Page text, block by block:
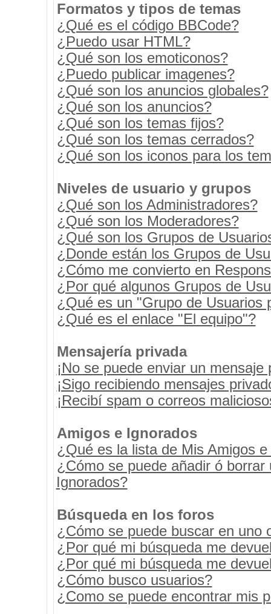
Formatos y tipos de temas
¿Qué es el código BBCode?
¿Puedo usar HTML?
¿Qué son los emoticonos?
¿Puedo publicar imagenes?
¿Qué son los anuncios globales?
¿Qué son los anuncios?
¿Qué son los temas fijos?
¿Qué son los temas cerrados?
¿Qué son los iconos para los
Niveles de usuario y grupos
¿Qué son los Administradores?
¿Qué son los Moderadores?
¿Qué son los Grupos de
¿Donde están los Grupos de
¿Cómo me convierto en
¿Por qué algunos Grupos de
¿Qué es un "Grupo de Usuarios
¿Qué es el enlace "El equipo"?
Mensajería privada
¡No se puede enviar un mensaje
¡Sigo recibiendo mensajes
¡Recibí spam o correos
Amigos e Ignorados
¿Qué es la lista de Mis Amigos
¿Cómo se puede añadir ó
Ignorados?
Búsqueda en los foros
¿Cómo se puede buscar en uno
¿Por qué mi búsqueda me
¿Por qué mi búsqueda me
¿Cómo busco usuarios?
¿Como se puede encontrar mis